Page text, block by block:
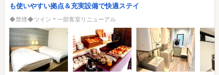
も使いやすい拠点＆充実設備で快適ステイ
◆禁煙◆ツイン＊一部客室リニューアル